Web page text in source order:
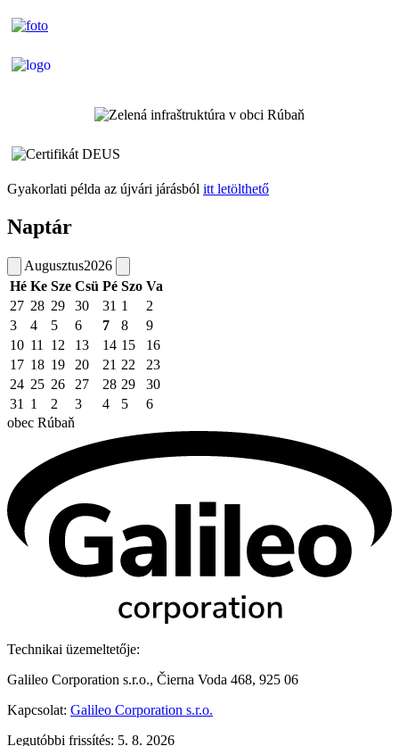
Gyakorlati példa az újvári járásból itt letölthető
Naptár
Augusztus2026
Hé Ke Sze Csü Pé Szo Va
27 28 29 30 31 1
2
3
4 5 6 7 8
9
10 11 12 13 14 15
16
17 18 19 20 21 22
23
24 25 26 27 28 29
30
31
1 2 3 4 5
6
obec Rúbaň
Technikai üzemeltetője:
Galileo Corporation s.r.o., Čierna Voda 468, 925 06
Kapcsolat: Galileo Corporation s.r.o.
Legutóbbi frissítés: 5. 8. 2026